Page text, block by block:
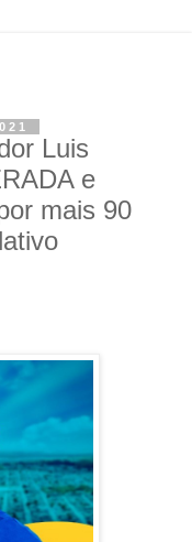
Luis
e
mais 90